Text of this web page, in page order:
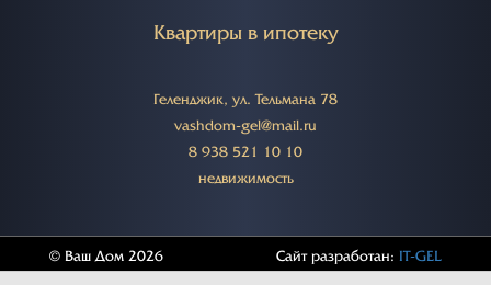
Квартиры в ипотеку
Геленджик, ул. Тельмана 78
vashdom-gel@mail.ru
8 938 521 10 10
недвижимость
© Ваш Дом 2026 Сайт разработан:IT-GEL